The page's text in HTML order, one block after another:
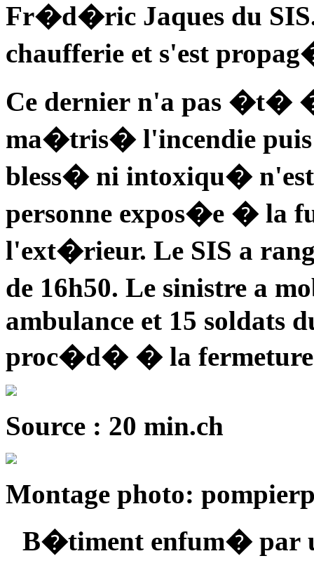
Fr�d�ric Jaques du
chaufferie et s'est
Ce dernier n'a pas �t�
ma�tris� l'incendie
bless� ni intoxiqu�
personne expos�e �
l'ext�rieur. Le SIS a
de 16h50. Le sinistre a
ambulance et 15 soldats
proc�d� � la fermeture
Source : 20 min.ch
Montage photo:
B�timent enfum� par